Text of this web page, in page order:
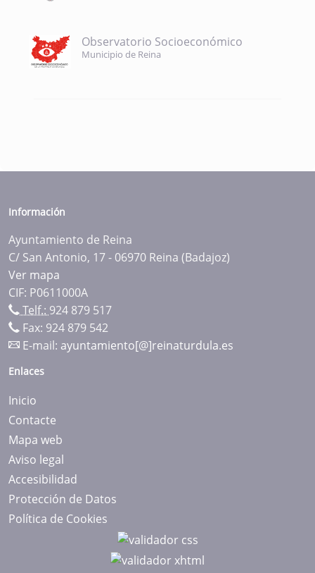
Observatorio Socioeconómico
Municipio de Reina
Información
Ayuntamiento de Reina
C/ San Antonio, 17 - 06970 Reina (Badajoz)
Ver mapa
CIF: P0611000A
Telf.: 924 879 517
Fax: 924 879 542
E-mail: ayuntamiento[@]reinaturdula.es
Enlaces
Inicio
Contacte
Mapa web
Aviso legal
Accesibilidad
Protección de Datos
Política de Cookies